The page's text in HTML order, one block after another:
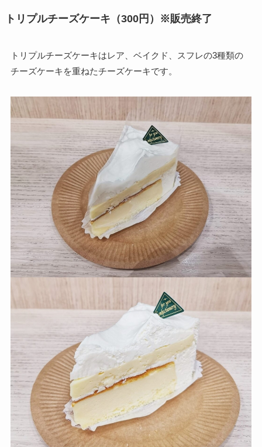
トリプルチーズケーキ（300円）※販売終了
トリプルチーズケーキはレア、ベイクド、スフレの3種類の
チーズケーキを重ねたチーズケーキです。